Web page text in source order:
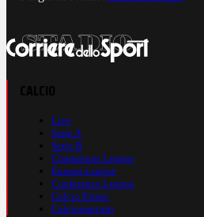
Live
Serie A
Serie B
Champions League
Europa League
Conference League
Calcio Estero
Calciomercato